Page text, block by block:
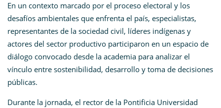
En un contexto marcado por el proceso electoral y los
desafíos ambientales que enfrenta el país, especialistas,
representantes de la sociedad civil, líderes indígenas y
actores del sector productivo participaron en un espacio de
diálogo convocado desde la academia para analizar el
vínculo entre sostenibilidad, desarrollo y toma de decisiones
públicas.
Durante la jornada, el rector de la Pontificia Universidad